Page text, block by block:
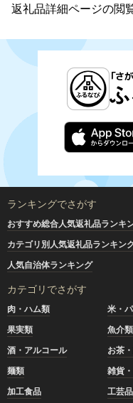
返礼品詳細ページの閲
ランキングでさがす
おすすめ総合人気返礼品ランキ
カテゴリ別人気返礼品ランキン
人気自治体ランキング
カテゴリでさがす
肉・ハム類 米・
果実類
魚介類
酒・アルコール
お茶
麺類
雑貨
加工食品
工芸品